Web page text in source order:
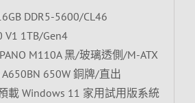
DDR5-5600/CL46
V1 1TB/Gen4
M110A 黑/玻璃透側/M-ATX
650W 銅牌/直出
載 Windows 11 家用試用版系統